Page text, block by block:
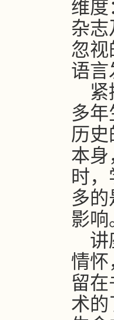
维度
杂志
忽
语言
多
历
本身
时
多
影响
讲
情怀
留
术的